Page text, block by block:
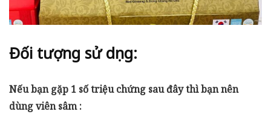
Đối tượng sử dụng:
Nếu bạn gặp 1 số triệu chứng sau đây thì bạn nên
dùng viên sâm :